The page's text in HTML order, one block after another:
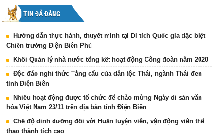
TIN ĐÃ ĐĂNG
Hướng dẫn thực hành, thuyết minh tại Di tích Quốc gia đặc biệt
Chiến trường Điện Biên Phủ
Khối Quản lý nhà nước tổng kết hoạt động Công đoàn năm 2020
Độc đáo nghi thức Tằng cẩu của dân tộc Thái, ngành Thái đen
tỉnh Điện Biên
Nhiều hoạt động được tổ chức để chào mừng Ngày di sản văn
hóa Việt Nam 23/11 trên địa bàn tỉnh Điện Biên
Chế độ dinh dưỡng đối với Huấn luyện viên, vận động viên thể
thao thành tích cao